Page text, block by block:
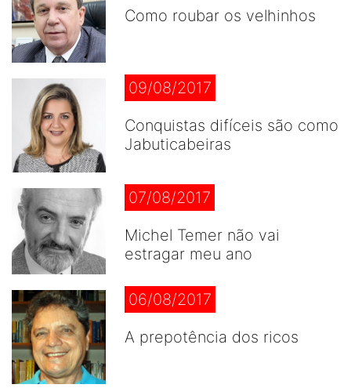
Como roubar os velhinhos
09/08/2017
Conquistas difíceis são como
Jabuticabeiras
07/08/2017
Michel Temer não vai
estragar meu ano
06/08/2017
A prepotência dos ricos